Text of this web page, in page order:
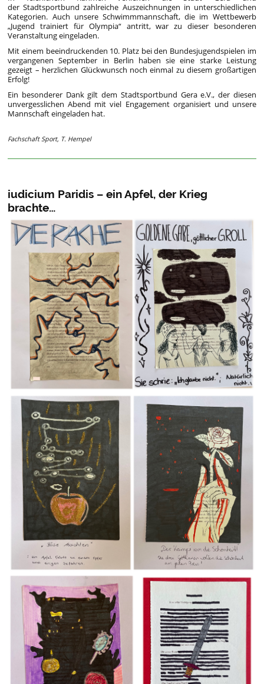
der Stadtsportbund zahlreiche Auszeichnungen in unterschiedlichen
Kategorien. Auch unsere Schwimmmannschaft, die im Wettbewerb
„Jugend trainiert für Olympia“ antritt, war zu dieser besonderen
Veranstaltung eingeladen.
Mit einem beeindruckenden 10. Platz bei den Bundesjugendspielen im
vergangenen September in Berlin haben sie eine starke Leistung
gezeigt – herzlichen Glückwunsch noch einmal zu diesem großartigen
Erfolg!
Ein besonderer Dank gilt dem Stadtsportbund Gera e.V., der diesen
unvergesslichen Abend mit viel Engagement organisiert und unsere
Mannschaft eingeladen hat.
Fachschaft Sport, T. Hempel
iudicium Paridis – ein Apfel, der Krieg
brachte…